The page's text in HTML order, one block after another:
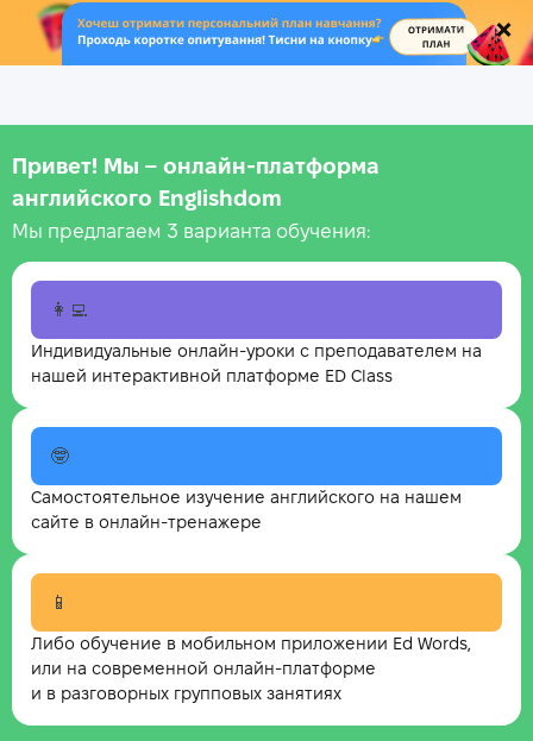
.
Привет! Мы – онлайн‑платформа
английского Englishdom
Мы предлагаем 3 варианта обучения:
👩‍💻
Индивидуальные онлайн-уроки с преподавателем на
нашей интерактивной платформе ED Class
🤓
Самостоятельное изучение английского на нашем
сайте в онлайн-тренажере
📱
Либо обучение в мобильном приложении Ed Words,
или на современной онлайн-платформе
и в разговорных групповых занятиях